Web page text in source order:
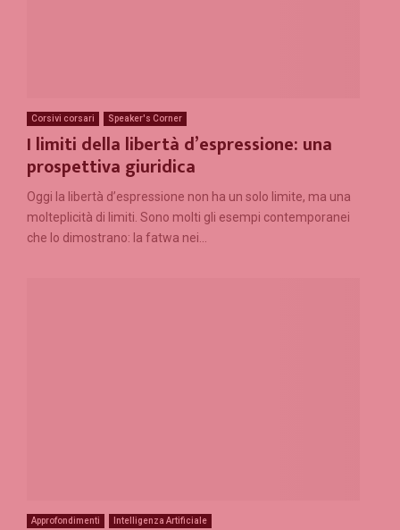
Corsivi corsari Speaker's Corner
I limiti della libertà d’espressione: una
prospettiva giuridica
Oggi la libertà d’espressione non ha un solo limite, ma una
molteplicità di limiti. Sono molti gli esempi contemporanei
che lo dimostrano: la fatwa nei...
Approfondimenti Intelligenza Artificiale